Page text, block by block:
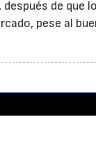
de que
pese al